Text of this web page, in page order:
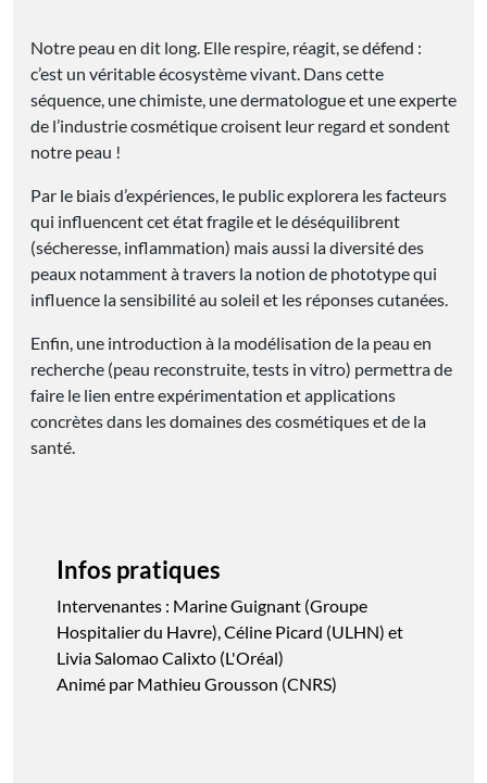
Notre peau en dit long. Elle respire, réagit, se défend :
c’est un véritable écosystème vivant. Dans cette
séquence, une chimiste, une dermatologue et une experte
de l’industrie cosmétique croisent leur regard et sondent
notre peau !
Par le biais d’expériences, le public explorera les facteurs
qui influencent cet état fragile et le déséquilibrent
(sécheresse, inflammation) mais aussi la diversité des
peaux notamment à travers la notion de phototype qui
influence la sensibilité au soleil et les réponses cutanées.
Enfin, une introduction à la modélisation de la peau en
recherche (peau reconstruite, tests in vitro) permettra de
faire le lien entre expérimentation et applications
concrètes dans les domaines des cosmétiques et de la
santé.
Infos pratiques
Intervenantes : Marine Guignant (Groupe
Hospitalier du Havre), Céline Picard (ULHN) et
Livia Salomao Calixto (L'Oréal)
Animé par Mathieu Grousson (CNRS)